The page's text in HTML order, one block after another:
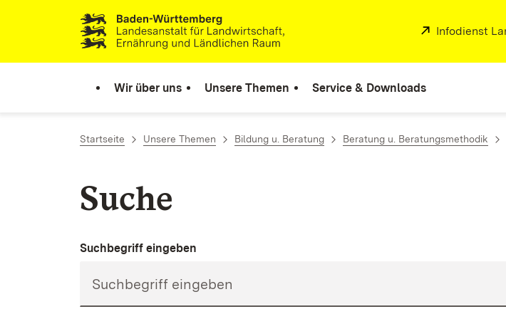
Zum Inhalt springen
Link zur Startseite
Extern:
Infodienst
Wir über uns Unsere Themen Service & Downloads
Startseite Unsere Themen Bildung u. Beratung Beratung u. Beratungsmethodik
Suche
Suchbegriff eingeben